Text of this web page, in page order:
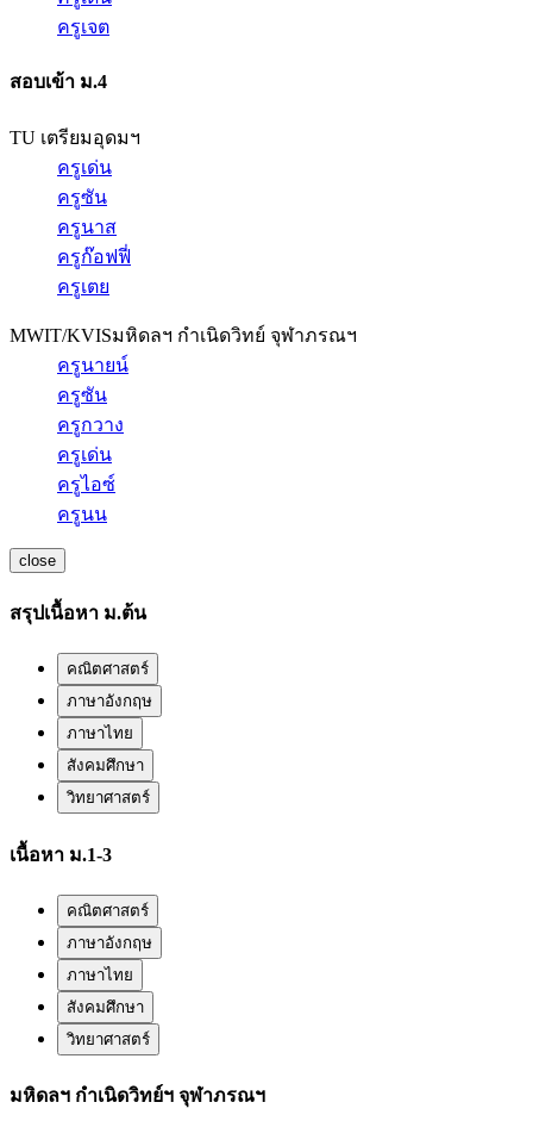
ครูเจต
สอบเข้า ม.4
TU เตรียมอุดมฯ
ครูเด่น
ครูซัน
ครูนาส
ครูก๊อฟฟี่
ครูเตย
MWIT/KVISมหิดลฯ กำเนิดวิทย์ จุฬาภรณฯ
ครูนายน์
ครูซัน
ครูกวาง
ครูเด่น
ครูไอซ์
ครูนน
close
สรุปเนื้อหา ม.ต้น
คณิตศาสตร์
ภาษาอังกฤษ
ภาษาไทย
สังคมศึกษา
วิทยาศาสตร์
เนื้อหา ม.1-3
คณิตศาสตร์
ภาษาอังกฤษ
ภาษาไทย
สังคมศึกษา
วิทยาศาสตร์
มหิดลฯ กำเนิดวิทย์ฯ จุฬาภรณฯ